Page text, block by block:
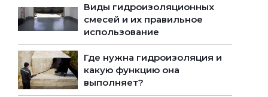
Виды гидроизоляционных
смесей и их правильное
использование
Где нужна гидроизоляция и
какую функцию она
выполняет?